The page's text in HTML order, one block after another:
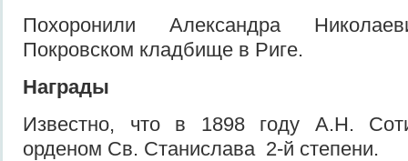
Похоронили Александра
Покровском кладбище в Риге.
Награды
Известно, что в 1898 году А.Н.
орденом Св. Станислава 2-й степени.